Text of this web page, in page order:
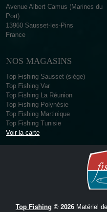
Avenue Albert Camus (Marines du
Port)
13960 Sausset-les-Pins
France
NOS MAGASINS
Top Fishing Sausset (siège)
Top Fishing Var
Top Fishing La Réunion
Top Fishing Polynésie
Top Fishing Martinique
Top Fishing Tunisie
Voir la carte
Top Fishing © 2026 Matériel